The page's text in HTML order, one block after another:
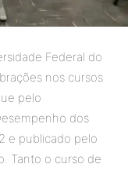
Federal do
nos cursos
pelo
dos
e publicado pelo
Tanto o curso de